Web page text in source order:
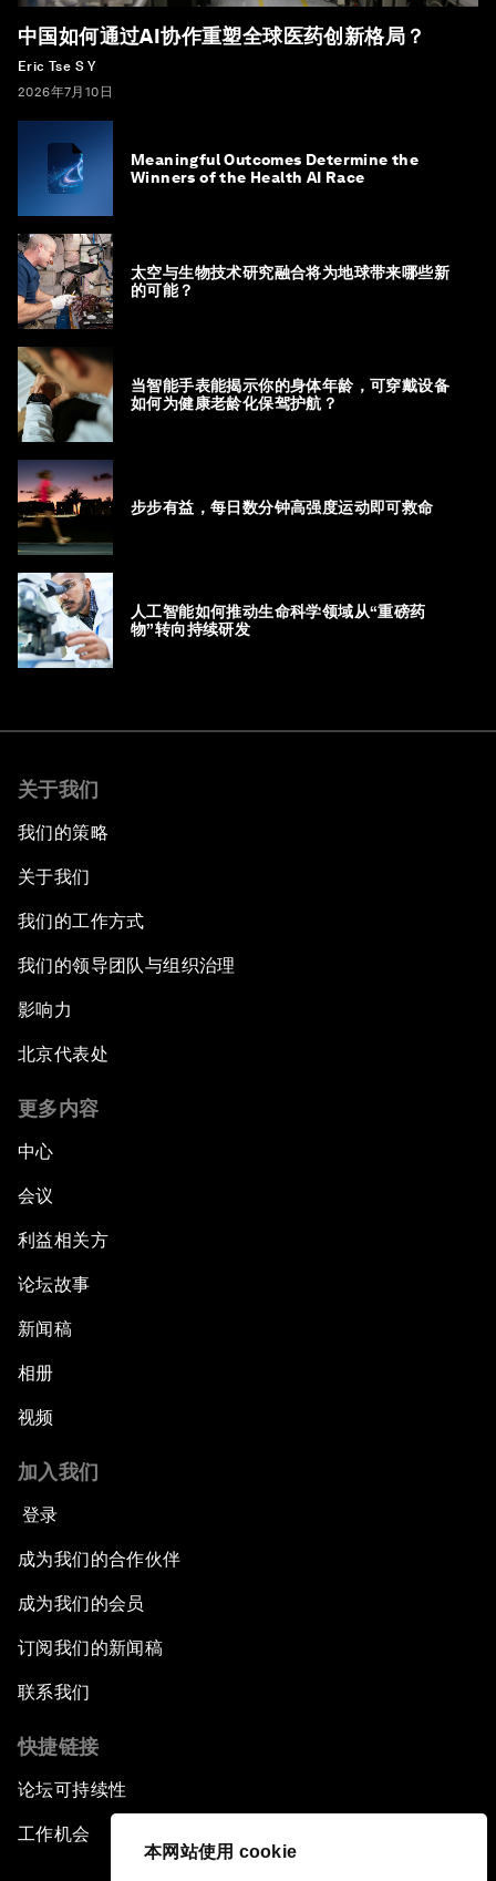
本网站使用 cookie
中国如何通过AI协作重塑全球医药创新格局？
Eric Tse S Y
2026年7月10日
Meaningful Outcomes Determine the
Winners of the Health AI Race
太空与生物技术研究融合将为地球带来哪些新
的可能？
当智能手表能揭示你的身体年龄，可穿戴设备
如何为健康老龄化保驾护航？
步步有益，每日数分钟高强度运动即可救命
人工智能如何推动生命科学领域从“重磅药
物”转向持续研发
关于我们
我们的策略
关于我们
我们的工作方式
我们的领导团队与组织治理
影响力
北京代表处
更多内容
中心
会议
利益相关方
论坛故事
新闻稿
相册
视频
加入我们
登录
成为我们的合作伙伴
成为我们的会员
订阅我们的新闻稿
联系我们
快捷链接
论坛可持续性
工作机会